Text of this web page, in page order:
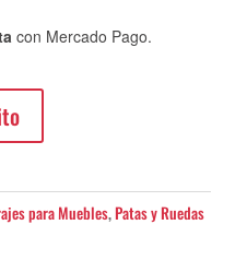
con Mercado Pago.
para Muebles,Patas y Ruedas